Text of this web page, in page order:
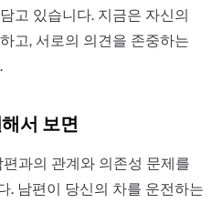
고 있습니다. 지금은 자신의
고, 서로의 의견을 존중하는
서 보면
과의 관계와 의존성 문제를
. 남편이 당신의 차를 운전하는